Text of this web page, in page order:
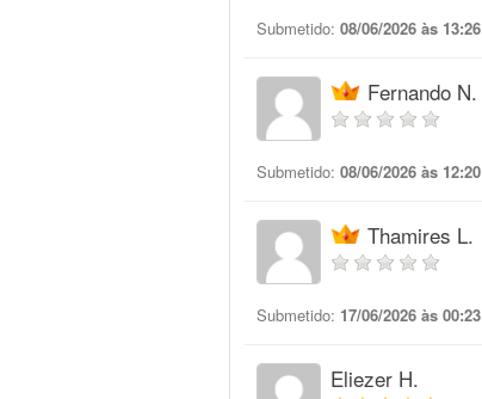
Submetido: 08/06/2026 às 13:26
Fernando N.
Submetido: 08/06/2026 às 12:20
Thamires L.
Submetido: 17/06/2026 às 00:23
Eliezer H.